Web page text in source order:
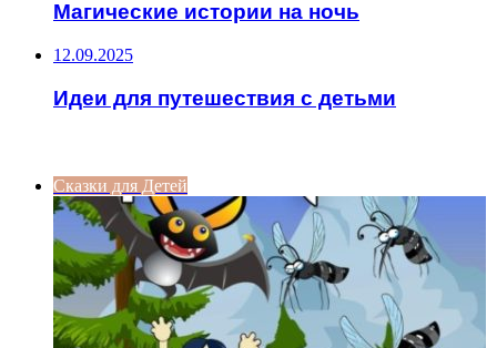
Магические истории на ночь
12.09.2025
Идеи для путешествия с детьми
Сказки для Детей